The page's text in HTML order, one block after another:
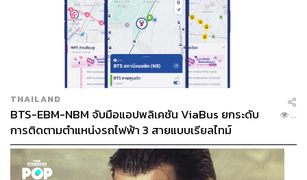
THAILAND
BTS-EBM-NBM จับมือแอปพลิเคชัน ViaBus ยกระดับ
การติดตามตำแหน่งรถไฟฟ้า 3 สายแบบเรียลไทม์
...